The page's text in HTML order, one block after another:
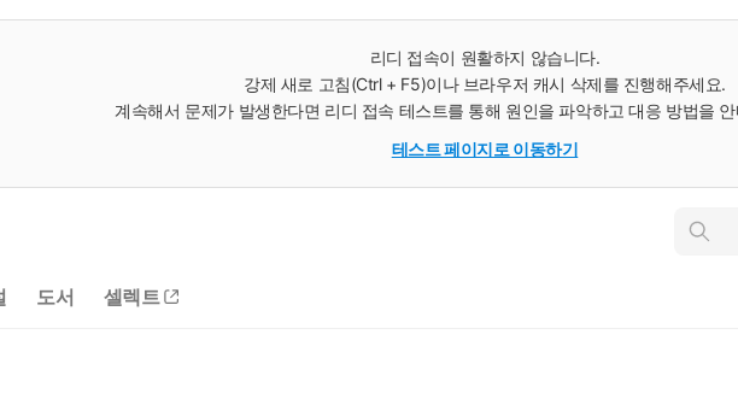
리디 접속이 원활하지 않습니다.
강제 새로 고침(Ctrl + F5)이나 브라우저 캐시 삭제를 진행해주세요.
계속해서 문제가 발생한다면 리디 접속 테스트를 통해 원인을 파악하고 대응 방법을
테스트 페이지로 이동하기
인
도서 셀렉트